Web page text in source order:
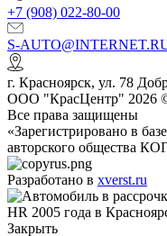
+7 (908) 022-80-00
S-
г. Красноярск, ул. 78
ООО "КрасЦентр" 2026
Все права защищены
«Зарегистрировано в
авторского общества
Разработано в xverst.ru